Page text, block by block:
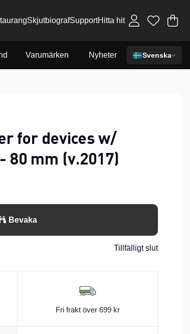
SkjutbiografSupportHitta hit .
Varumärken Nyheter Svenska
for devices w/
80 mm (v.2017)
Bevaka
Tillfälligt slut
Fri frakt över 699 kr